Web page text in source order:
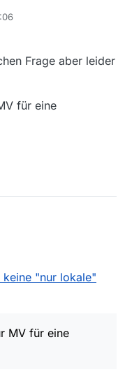
Frage aber leider
für eine
Frage aber
war:
für MV für eine
"nur lokale"
MV für eine